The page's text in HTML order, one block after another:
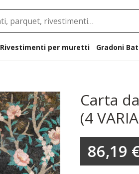
Rivestimenti per muretti
Carta
(4
86,19